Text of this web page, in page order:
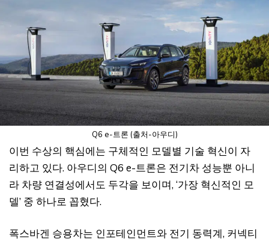
Q6 e-트론 (출처-아우디)
이번 수상의 핵심에는 구체적인 모델별 기술 혁신이 자
리하고 있다. 아우디의 Q6 e-트론은 전기차 성능뿐 아니
라 차량 연결성에서도 두각을 보이며, ‘가장 혁신적인 모
델’ 중 하나로 꼽혔다.
폭스바겐 승용차는 인포테인먼트와 전기 동력계, 커넥티